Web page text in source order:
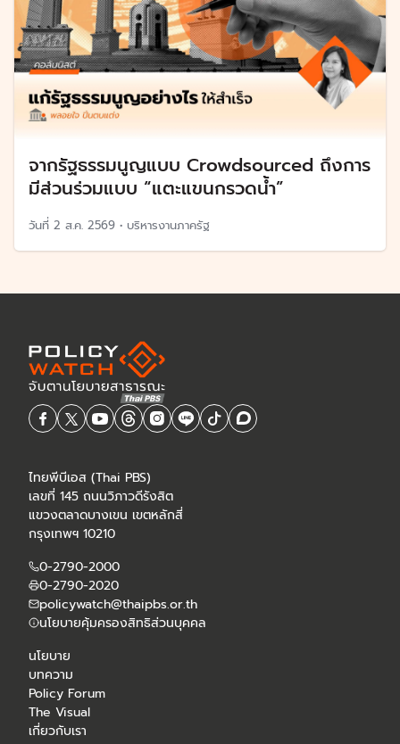
จากรัฐธรรมนูญแบบ Crowdsourced ถึงการ
มีส่วนร่วมแบบ “แตะแขนกรวดน้ำ”
วันที่ 2 ส.ค. 2569 • บริหารงานภาครัฐ
ไทยพีบีเอส (Thai PBS)
เลขที่ 145 ถนนวิภาวดีรังสิต
แขวงตลาดบางเขน เขตหลักสี่
กรุงเทพฯ 10210
0-2790-2000
0-2790-2020
policywatch@thaipbs.or.th
นโยบายคุ้มครองสิทธิส่วนบุคคล
นโยบาย
บทความ
Policy Forum
The Visual
เกี่ยวกับเรา